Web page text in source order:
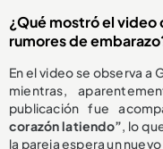
¿Qué mostró el video
rumores de
En el video se observa a
mientras,
publicación fue
corazón latiendo”, lo
la pareja espera un